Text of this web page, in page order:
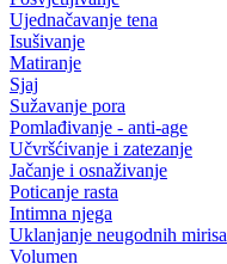
Ujednačavanje tena
Isušivanje
Matiranje
Sjaj
Sužavanje pora
Pomlađivanje - anti-age
Učvršćivanje i zatezanje
Jačanje i osnaživanje
Poticanje rasta
Intimna njega
Uklanjanje neugodnih mirisa
Volumen